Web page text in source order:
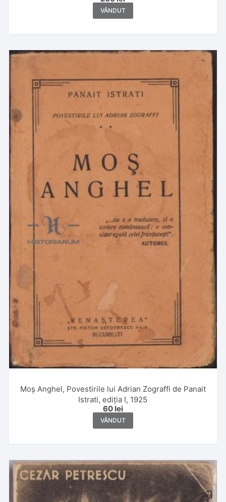
VÂNDUT
Moș Anghel, Povestirile lui Adrian Zograffi de Panait
Istrati, ediția I, 1925
60 lei
VÂNDUT